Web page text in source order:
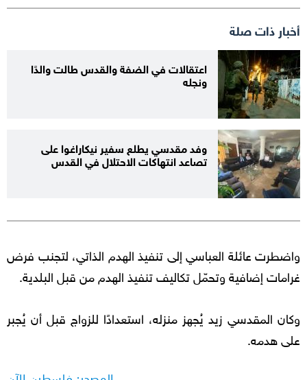
أخبار ذات صلة
اعتقالات في الضفة والقدس طالت والدًا
ونجله
وفد مقدسي يطلع سفير نيكاراغوا على
تصاعد انتهاكات الاحتلال في القدس
واضطرت عائلة العباسي إلى تنفيذ الهدم الذاتي، لتجنب فرض
غرامات إضافية وتحمّل تكاليف تنفيذ الهدم من قبل البلدية.
وكان المقدسي زيد يُجهز منزله، استعدادًا للزواج قبل أن يُجبر
على هدمه.